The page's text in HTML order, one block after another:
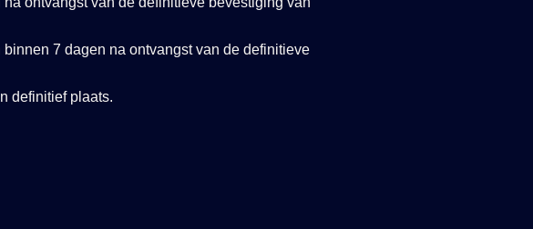
7 dagen na ontvangst van de definitieve
definitief plaats.